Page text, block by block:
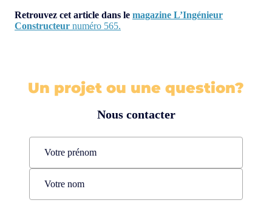
Retrouvez cet article dans le magazine L’Ingénieur
Constructeur numéro 565.
Un projet ou une question?
Nous contacter
Name
Prénom